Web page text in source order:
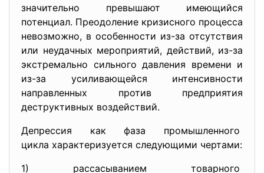
значительно превышают имеющийся
потенциал. Преодоление кризисного процесса
невозможно, в особенности из-за отсутствия
или неудачных мероприятий, действий, из-за
экстремально сильного давления времени и
из-за усиливающейся интенсивности
направленных против предприятия
деструктивных воздействий.
Депрессия как фаза промышленного
цикла характеризуется следующими чертами:
1) рассасыванием товарного